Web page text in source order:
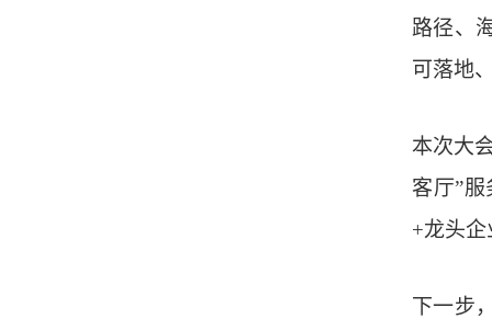
路径、
可落地
本次大
客厅”
+龙头
下一步